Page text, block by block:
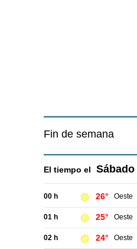
Fin de semana
El tiempo el Sábado
00 h 26° Oeste
01 h 25° Oeste
02 h 24° Oeste